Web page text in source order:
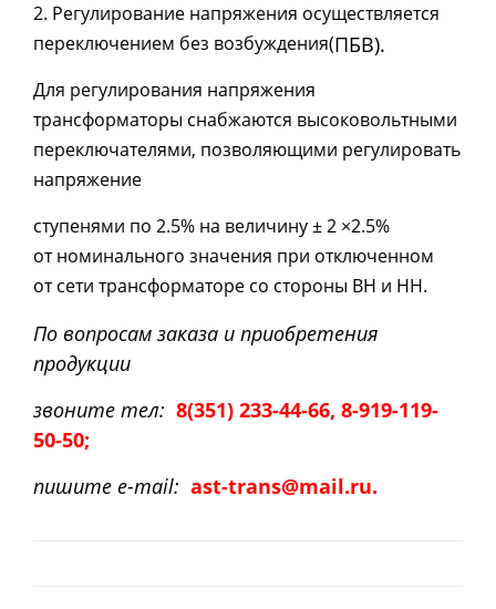
2. Регулирование напряжения осуществляется
переключением без возбуждения(ПБВ).
Для регулирования напряжения
трансформаторы снабжаются высоковольтными
переключателями, позволяющими регулировать
напряжение
ступенями по 2.5% на величину ± 2 ×2.5%
от номинального значения при отключенном
от сети трансформаторе со стороны ВН и НН.
По вопросам заказа и приобретения
продукции
звоните тел: 8(351) 233-44-66, 8-919-119-
50-50;
пишите e-mail: ast-trans@mail.ru.